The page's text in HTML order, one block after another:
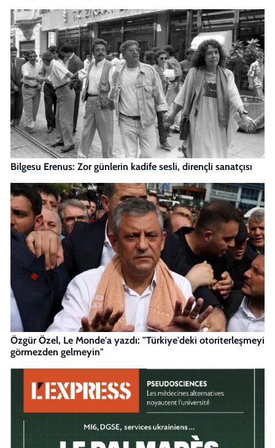
Bilgesu Erenus: Zor günlerin kadife sesli, dirençli sanatçısı
Özgür Özel, Le Monde'a yazdı: "Türkiye'deki otoriterleşmeyi
görmezden gelmeyin"